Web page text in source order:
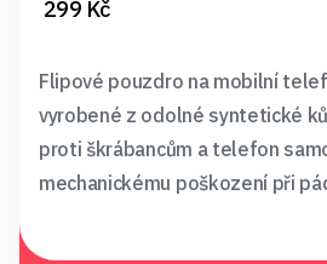
299 Kč
Flipové pouzdro na mobilní
vyrobené z odolné syntetické
proti škrábancům a telefon
mechanickému poškození při